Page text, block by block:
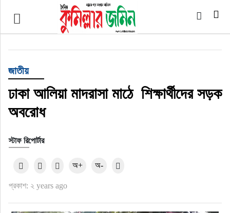
প্রচ্ছদ
আর্ন্তজাতিক
অর্থনীতি
বৃহত্তর কুমিল্লা
বৃহত্তর নোয়াখালী
জাতীয়
ঢাকা আলিয়া মাদরাসা মাঠে শিক্ষার্থীদের সড়ক
অবরোধ
স্টাফ রিপোর্টার
প্রকাশ: ২ years ago
অ+ অ-